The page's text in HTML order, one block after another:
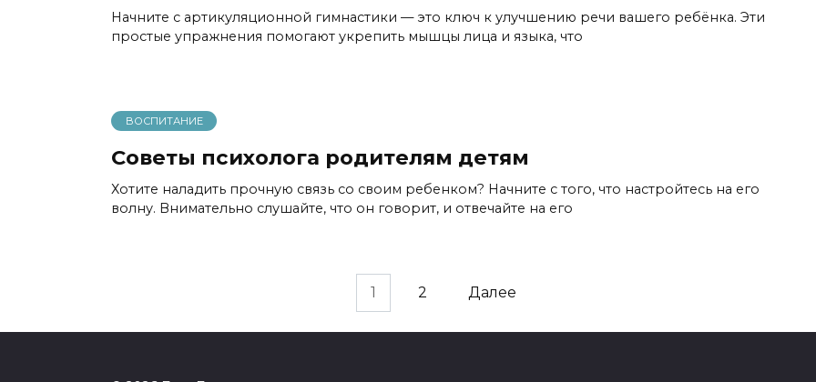
Начните с артикуляционной гимнастики — это ключ к улучшению речи вашего ребёнка. Эти
простые упражнения помогают укрепить мышцы лица и языка, что
ВОСПИТАНИЕ
Советы психолога родителям детям
Хотите наладить прочную связь со своим ребенком? Начните с того, что настройтесь на его
волну. Внимательно слушайте, что он говорит, и отвечайте на его
1 2 Далее